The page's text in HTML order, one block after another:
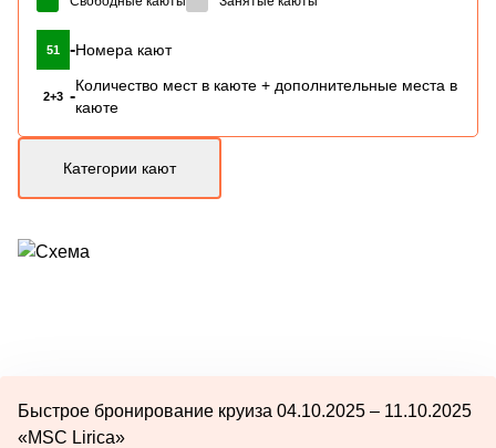
51 -Номера кают
2+3 -
Количество мест в каюте + дополнительные места в
каюте
Категории кают
Быстрое бронирование круиза 04.10.2025 – 11.10.2025
«MSC Lirica»